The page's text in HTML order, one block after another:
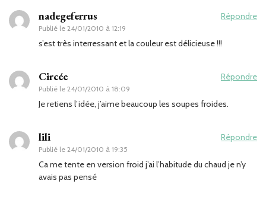
nadegeferrus
Publié le 24/01/2010 à 12:19
Répondre
s’est très interressant et la couleur est délicieuse !!!
Circée
Publié le 24/01/2010 à 18:09
Répondre
Je retiens l’idée, j’aime beaucoup les soupes froides.
lili
Publié le 24/01/2010 à 19:35
Répondre
Ca me tente en version froid j’ai l’habitude du chaud je n’y
avais pas pensé